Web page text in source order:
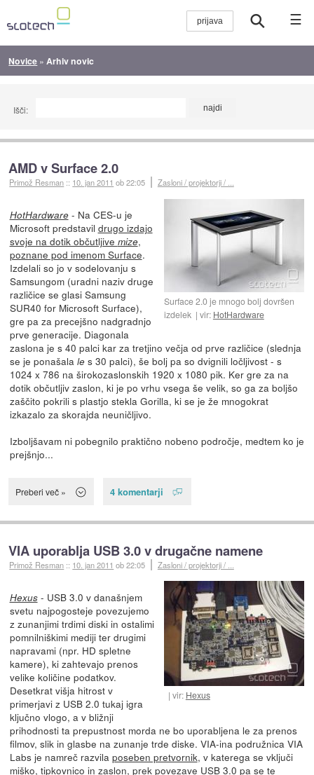
☰
Novice » Arhiv novic
Išči:
AMD v Surface 2.0
Primož Resman :: 10. jan 2011 ob 22:05 Zasloni / projektorji / ...
Surface 2.0 je mnogo bolj dovršen
izdelek
vir: HotHardware
HotHardware- Na CES-u je
Microsoft predstavil drugo izdajo
svoje na dotik občutljive mize,
poznane pod imenom Surface.
Izdelali so jo v sodelovanju s
Samsungom (uradni naziv druge
različice se glasi Samsung
SUR40 for Microsoft Surface),
gre pa za precejšno nadgradnjo
prve generacije. Diagonala
zaslona je s 40 palci kar za tretjino večja od prve različice (slednja
se je ponašala les 30 palci), še bolj pa so dvignili ločljivost - s
1024 x 786 na širokozaslonskih 1920 x 1080 pik. Ker gre za na
dotik občutljiv zaslon, ki je po vrhu vsega še velik, so ga za boljšo
zaščito pokrili s plastjo stekla Gorilla, ki se je že mnogokrat
izkazalo za skorajda neuničljivo.
Izboljšavam ni pobegnilo praktično nobeno področje, medtem ko je
prejšnjo...
Preberi več » 4 komentarji
VIA uporablja USB 3.0 v drugačne namene
Primož Resman :: 10. jan 2011 ob 22:05 Zasloni / projektorji / ...
vir: Hexus
Hexus- USB 3.0 v današnjem
svetu najpogosteje povezujemo
z zunanjimi trdimi diski in ostalimi
pomnilniškimi mediji ter drugimi
napravami (npr. HD spletne
kamere), ki zahtevajo prenos
velike količine podatkov.
Desetkrat višja hitrost v
primerjavi z USB 2.0 tukaj igra
ključno vlogo, a v bližnji
prihodnosti ta prepustnost morda ne bo uporabljena le za prenos
filmov, slik in glasbe na zunanje trde diske. VIA-ina podružnica VIA
Labs je namreč razvila poseben pretvornik, v katerega se vključi
miško, tipkovnico in zaslon, prek povezave USB 3.0 pa se te